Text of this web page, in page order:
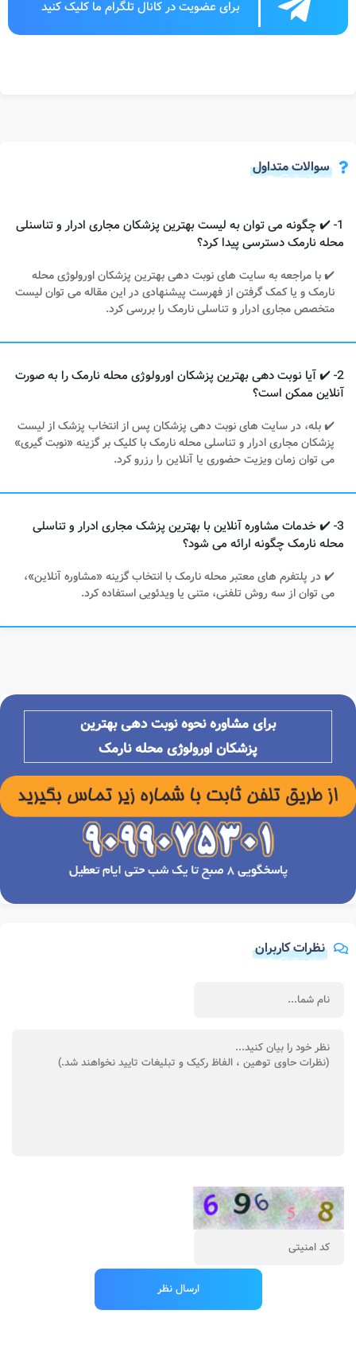
برای عضویت در کانال تلگرام ما کلیک کنید
سوالات متداول
1- ✔️ چگونه می توان به لیست بهترین پزشکان مجاری ادرار و تناسنلی
محله نارمک دسترسی پیدا کرد؟
✔️ با مراجعه به سایت های نوبت دهی بهترین پزشکان اورولوژی محله
نارمک و یا کمک گرفتن از فهرست پیشنهادی در این مقاله می توان لیست
متخصص مجاری ادرار و تناسلی نارمک را بررسی کرد.
2- ✔️ آیا نوبت دهی بهترین پزشکان اورولوژی محله نارمک را به صورت
آنلاین ممکن است؟
✔️ بله، در سایت های نوبت دهی پزشکان پس از انتخاب پزشک از لیست
پزشکان مجاری ادرار و تناسلی محله نارمک با کلیک بر گزینه «نوبت گیری»
می توان زمان ویزیت حضوری یا آنلاین را رزرو کرد.
3- ✔️ خدمات مشاوره آنلاین با بهترین پزشک مجاری ادرار و تناسلی
محله نارمک چگونه ارائه می شود؟
✔️ در پلتفرم های معتبر محله نارمک با انتخاب گزینه «مشاوره آنلاین»،
می توان از سه روش تلفنی، متنی یا ویدئویی استفاده کرد.
برای مشاوره نحوه نوبت دهی بهترین
پزشکان اورولوژی محلهنارمک
نظرات کاربران